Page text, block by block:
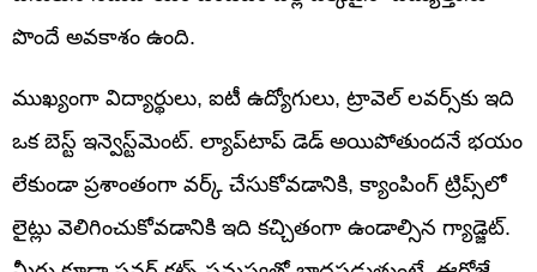
పొందే అవకాశం ఉంది.
ముఖ్యంగా విద్యార్థులు, ఐటీ ఉద్యోగులు, ట్రావెల్ లవర్స్‌కు ఇది
ఒక బెస్ట్ ఇన్వెస్ట్‌మెంట్. ల్యాప్‌టాప్ డెడ్ అయిపోతుందనే భయం
లేకుండా ప్రశాంతంగా వర్క్ చేసుకోవడానికి, క్యాంపింగ్ ట్రిప్స్‌లో
లైట్లు వెలిగించుకోవడానికి ఇది కచ్చితంగా ఉండాల్సిన గ్యాడ్జెట్.